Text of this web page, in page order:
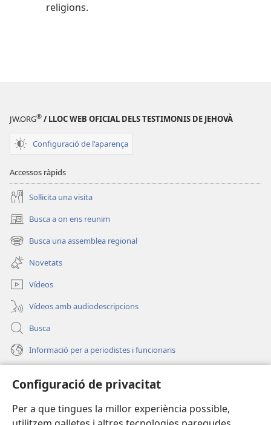
Configuració de privacitat
Per a que tingues la millor experiència possible,
religions.
JW.ORG® / LLOC WEB OFICIAL DELS TESTIMONIS DE JEHOVÀ
Configuració de l'aparença
Accessos ràpids
Soŀlicita una visita
Busca a on ens reunim
(obri
en
una
finestra
nova)
Busca una assemblea regional
(obri
en
una
finestra
nova)
Novetats
Vídeos
Vídeos amb audiodescripcions
Busca
Informació per a periodistes i funcionaris
(obri
en